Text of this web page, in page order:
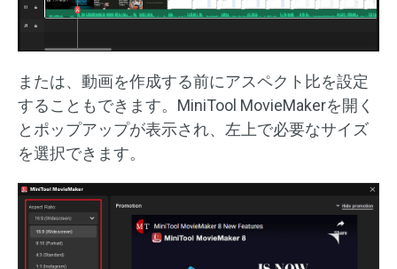
または、動画を作成する前にアスペクト比を設定
することもできます。MiniTool MovieMakerを開く
とポップアップが表示され、左上で必要なサイズ
を選択できます。